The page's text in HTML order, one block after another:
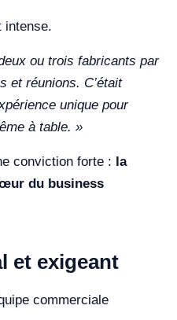
intense.
ou trois fabricants par
et réunions. C’était
unique pour
à table. »
conviction forte : la
du business
et exigeant
commerciale